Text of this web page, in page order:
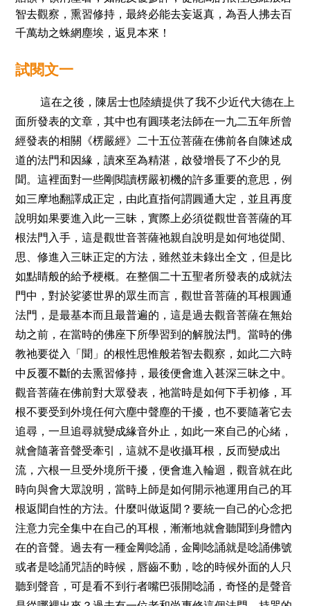
智去觀察，熏習修持，最終必能去妄返真，為吾人拂去百
千萬劫之蛛網塵埃，返見本來！
試閱文一
這在之後，陳居士也陸續提供了我不少近代大德在上
面所發表的文章，其中也有圓瑛老法師在一九二五年所曾
經發表的相關《楞嚴經》二十五位菩薩在佛前各自陳述成
道的法門和因緣，讀來至為精湛，啟發增長了不少的見
聞。這裡面對一些剛閱讀楞嚴初機的許多重要的意思，例
如三摩地翻譯成正定，由此直指何謂圓通大定，並且再度
說明如果要進入此一三昧，實際上必須從觀世音菩薩的耳
根法門入手，這是觀世音菩薩祂親自說明是如何地從聞、
思、修進入三昧正定的方法，雖然並未錄出全文，但是比
如點睛般的給予梗概。在整個二十五聖者所發表的成就法
門中，對於娑婆世界的眾生而言，觀世音菩薩的耳根圓通
法門，是最基本而且最普遍的，這是過去觀音菩薩在無始
劫之前，在當時的佛座下所學習到的解脫法門。當時的佛
教祂要從入「聞」的根性思惟般若智去觀察，如此二六時
中反覆不斷的去熏習修持，最後便會進入甚深三昧之中。
觀音菩薩在佛前對大眾發表，祂當時是如何下手初修，耳
根不要受到外境任何六塵中聲塵的干擾，也不要隨著它去
追尋，一旦追尋就變成緣音外止，如此一來自己的心緒，
就會隨著音聲受牽引，這就不是收攝耳根，反而變成出
流，六根一旦受外境所干擾，便會進入輪迴，觀音就在此
時向與會大眾說明，當時上師是如何開示祂運用自己的耳
根返聞自性的方法。什麼叫做返聞？要統一自己的心念把
注意力完全集中在自己的耳根，漸漸地就會聽聞到身體內
在的音聲。過去有一種金剛唸誦，金剛唸誦就是唸誦佛號
或者是唸誦咒語的時候，唇齒不動，唸的時候外面的人只
聽到聲音，可是看不到行者嘴巴張開唸誦，奇怪的是聲音